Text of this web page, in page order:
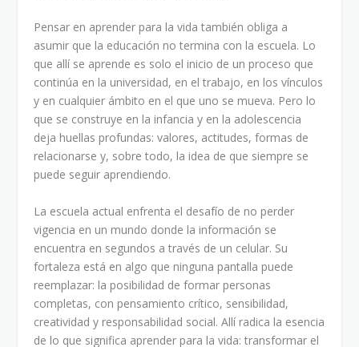
Pensar en aprender para la vida también obliga a
asumir que la educación no termina con la escuela. Lo
que allí se aprende es solo el inicio de un proceso que
continúa en la universidad, en el trabajo, en los vínculos
y en cualquier ámbito en el que uno se mueva. Pero lo
que se construye en la infancia y en la adolescencia
deja huellas profundas: valores, actitudes, formas de
relacionarse y, sobre todo, la idea de que siempre se
puede seguir aprendiendo.
La escuela actual enfrenta el desafío de no perder
vigencia en un mundo donde la información se
encuentra en segundos a través de un celular. Su
fortaleza está en algo que ninguna pantalla puede
reemplazar: la posibilidad de formar personas
completas, con pensamiento crítico, sensibilidad,
creatividad y responsabilidad social. Allí radica la esencia
de lo que significa aprender para la vida: transformar el